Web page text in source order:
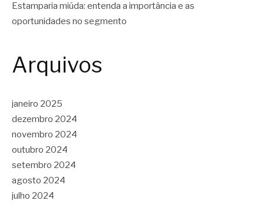
Estamparia miúda: entenda a importância e as
oportunidades no segmento
Arquivos
janeiro 2025
dezembro 2024
novembro 2024
outubro 2024
setembro 2024
agosto 2024
julho 2024